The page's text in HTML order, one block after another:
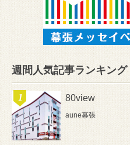
週間人気記事ランキング
80view
aune幕張